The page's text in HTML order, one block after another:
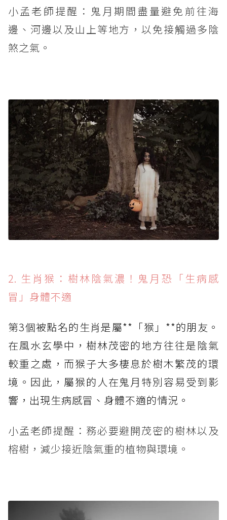
小孟老師提醒：鬼月期間盡量避免前往海
邊、河邊以及山上等地方，以免接觸過多陰
煞之氣。
2. 生肖猴：樹林陰氣濃！鬼月恐「生病感
冒」身體不適
第3個被點名的生肖是屬**「猴」**的朋友。
在風水玄學中，樹林茂密的地方往往是陰氣
較重之處，而猴子大多棲息於樹木繁茂的環
境。因此，屬猴的人在鬼月特別容易受到影
響，出現生病感冒、身體不適的情況。
小孟老師提醒：務必要避開茂密的樹林以及
榕樹，減少接近陰氣重的植物與環境。